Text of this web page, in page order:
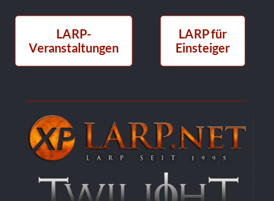
LARP-
Veranstaltungen
LARP für
Einsteiger